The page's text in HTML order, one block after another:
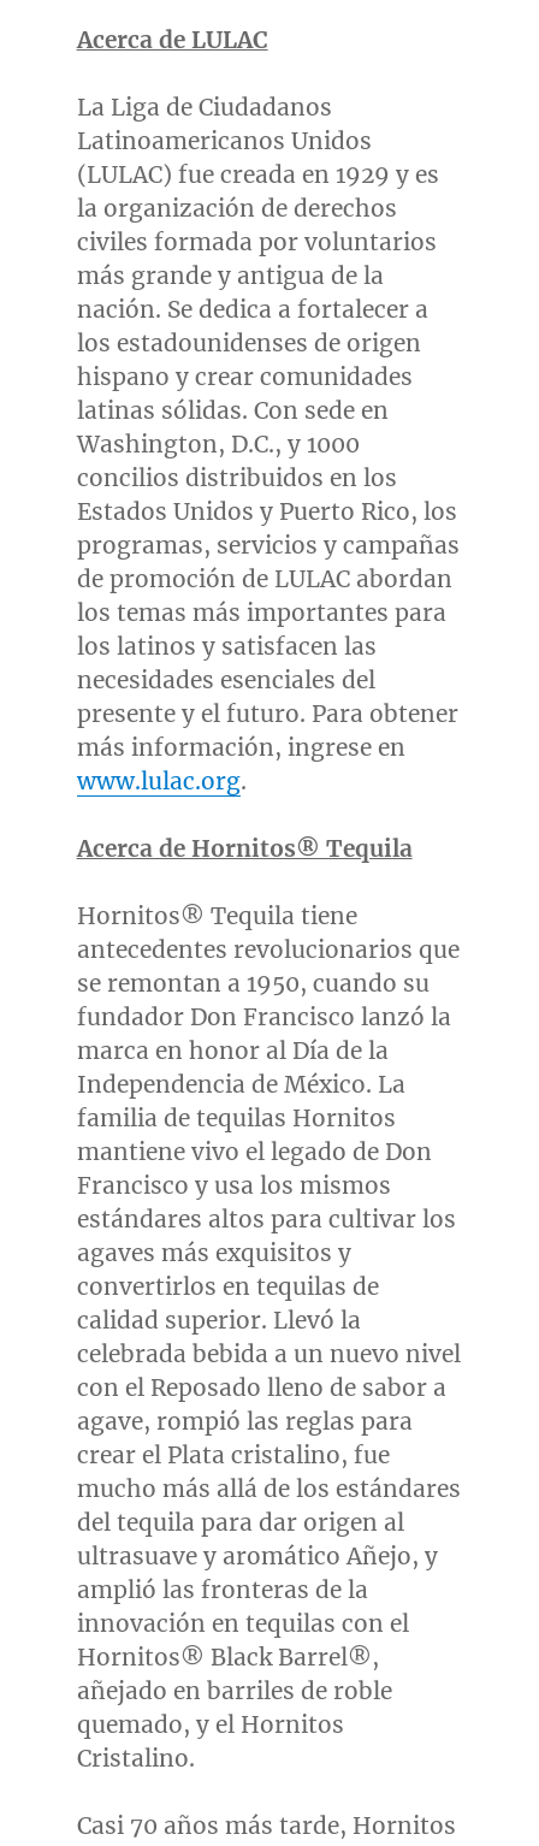
Acerca de LULAC
La Liga de Ciudadanos
Latinoamericanos Unidos
(LULAC) fue creada en 1929 y es
la organización de derechos
civiles formada por voluntarios
más grande y antigua de la
nación. Se dedica a fortalecer a
los estadounidenses de origen
hispano y crear comunidades
latinas sólidas. Con sede en
Washington, D.C., y 1000
concilios distribuidos en los
Estados Unidos y Puerto Rico, los
programas, servicios y campañas
de promoción de LULAC abordan
los temas más importantes para
los latinos y satisfacen las
necesidades esenciales del
presente y el futuro. Para obtener
más información, ingrese en
www.lulac.org.
Acerca de Hornitos® Tequila
Hornitos® Tequila tiene
antecedentes revolucionarios que
se remontan a 1950, cuando su
fundador Don Francisco lanzó la
marca en honor al Día de la
Independencia de México. La
familia de tequilas Hornitos
mantiene vivo el legado de Don
Francisco y usa los mismos
estándares altos para cultivar los
agaves más exquisitos y
convertirlos en tequilas de
calidad superior. Llevó la
celebrada bebida a un nuevo nivel
con el Reposado lleno de sabor a
agave, rompió las reglas para
crear el Plata cristalino, fue
mucho más allá de los estándares
del tequila para dar origen al
ultrasuave y aromático Añejo, y
amplió las fronteras de la
innovación en tequilas con el
Hornitos® Black Barrel®,
añejado en barriles de roble
quemado, y el Hornitos
Cristalino.
Casi 70 años más tarde, Hornitos